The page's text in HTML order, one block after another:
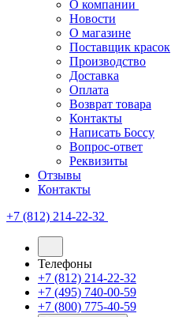
О компании
Новости
О магазине
Поставщик красок
Производство
Доставка
Оплата
Возврат товара
Контакты
Написать Боссу
Вопрос-ответ
Реквизиты
Отзывы
Контакты
+7 (812) 214-22-32
Телефоны
+7 (812) 214-22-32
+7 (495) 740-00-59
+7 (800) 775-40-59